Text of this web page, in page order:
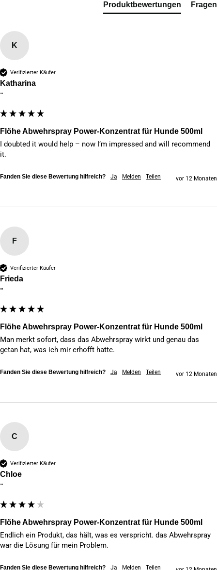
Produktbewertungen Fragen
K
Verifizierter Käufer
Katharina
""
Flöhe Abwehrspray Power-Konzentrat für Hunde 500ml
I doubted it would help – now I’m impressed and will recommend
it.
Fanden Sie diese Bewertung hilfreich? Ja Melden Teilen vor 12 Monaten
F
Verifizierter Käufer
Frieda
""
Flöhe Abwehrspray Power-Konzentrat für Hunde 500ml
Man merkt sofort, dass das Abwehrspray wirkt und genau das
getan hat, was ich mir erhofft hatte.
Fanden Sie diese Bewertung hilfreich? Ja Melden Teilen vor 12 Monaten
C
Verifizierter Käufer
Chloe
""
Flöhe Abwehrspray Power-Konzentrat für Hunde 500ml
Endlich ein Produkt, das hält, was es verspricht. das Abwehrspray
war die Lösung für mein Problem.
Fanden Sie diese Bewertung hilfreich? Ja Melden Teilen